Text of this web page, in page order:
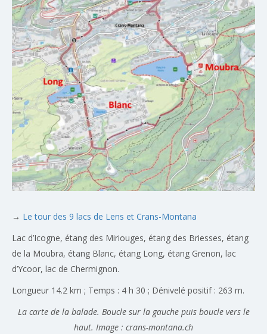
→ Le tour des 9 lacs de Lens et Crans-Montana
Lac d’Icogne, étang des Miriouges, étang des Briesses, étang
de la Moubra, étang Blanc, étang Long, étang Grenon, lac
d’Ycoor, lac de Chermignon.
Longueur 14.2 km ; Temps : 4 h 30 ; Dénivelé positif : 263 m.
La carte de la balade. Boucle sur la gauche puis boucle vers le
haut. Image : crans-montana.ch